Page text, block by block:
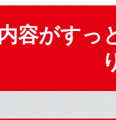
容がすっ